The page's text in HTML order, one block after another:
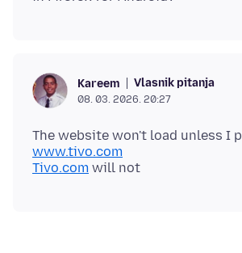
Kareem Vlasnik pitanja
08. 03. 2026. 20:27
The website won't load unless I
www.tivo.com
Tivo.com